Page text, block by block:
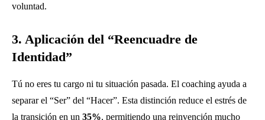
voluntad.
3. Aplicación del “Reencuadre de
Identidad”
Tú no eres tu cargo ni tu situación pasada. El coaching ayuda a
separar el “Ser” del “Hacer”. Esta distinción reduce el estrés de
la transición en un 35%, permitiendo una reinvención mucho